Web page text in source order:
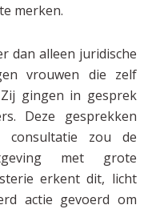
merken.
dan alleen juridische
vrouwen die zelf
gingen in gesprek
Deze gesprekken
consultatie zou de
met grote
erkent dit, licht
actie gevoerd om